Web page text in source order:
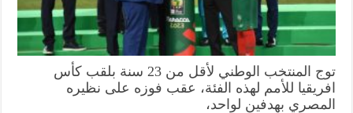
توج المنتخب الوطني لأقل من 23 سنة بلقب كأس
افريقيا للأمم لهذه الفئة، عقب فوزه على نظيره
المصري بهدفين لواحد،